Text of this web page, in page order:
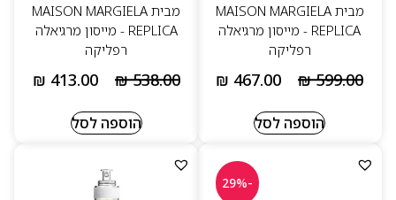
מבית MAISON MARGIELA
REPLICA - מייסון מרגיאלה
רפליקה
₪599.00
₪ 467.00
הוספה לסל
מבית MAISON MARGIELA
REPLICA - מייסון מרגיאלה
רפליקה
₪538.00
₪ 413.00
הוספה לסל
-29%